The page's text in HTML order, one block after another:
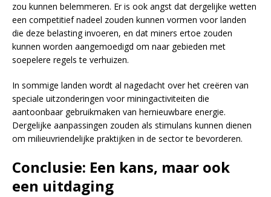
zou kunnen belemmeren. Er is ook angst dat dergelijke wetten
een competitief nadeel zouden kunnen vormen voor landen
die deze belasting invoeren, en dat miners ertoe zouden
kunnen worden aangemoedigd om naar gebieden met
soepelere regels te verhuizen.
In sommige landen wordt al nagedacht over het creëren van
speciale uitzonderingen voor miningactiviteiten die
aantoonbaar gebruikmaken van hernieuwbare energie.
Dergelijke aanpassingen zouden als stimulans kunnen dienen
om milieuvriendelijke praktijken in de sector te bevorderen.
Conclusie: Een kans, maar ook
een uitdaging